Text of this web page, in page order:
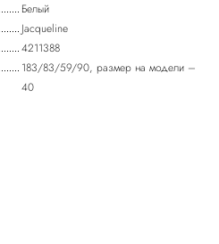
Белый
Jacqueline
4211388
183/83/59/90, размер на модели –
40